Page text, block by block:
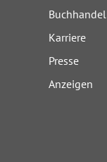
Buchhandel
Karriere
Presse
Anzeigen